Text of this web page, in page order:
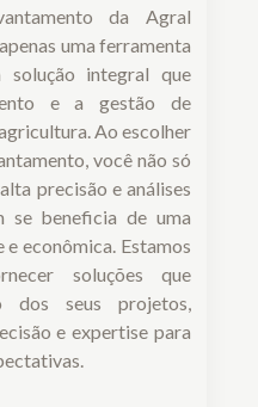
da Agral
uma ferramenta
solução integral que
e a gestão de
Ao escolher
você não só
precisão e análises
se beneficia de uma
econômica. Estamos
soluções que
dos seus projetos,
e expertise para